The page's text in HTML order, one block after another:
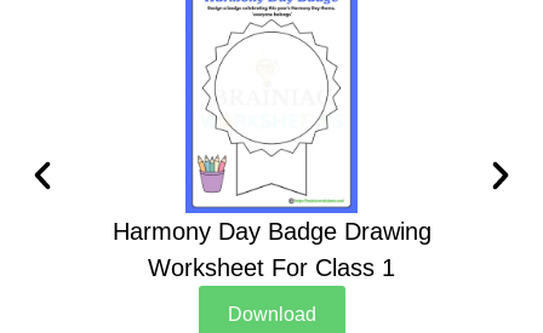
Harmony Day Badge Drawing
Worksheet For Class 1
Download